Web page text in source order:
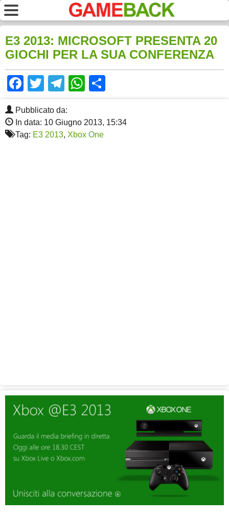
E3 2013: MICROSOFT PRESENTA 20
GIOCHI PER LA SUA CONFERENZA
Facebook
TwitterTelegram
WhatsApp
Pubblicato da:
In data: 10 Giugno 2013, 15:34
Tag: E3 2013, Xbox One